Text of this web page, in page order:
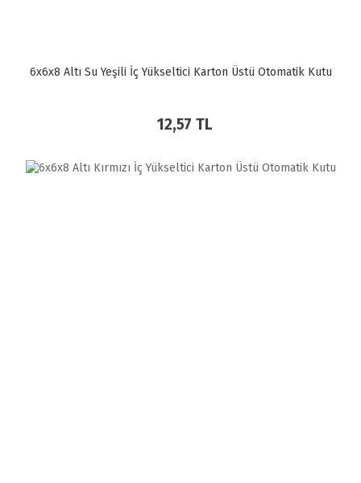
6x6x8 Altı Su Yeşili İç Yükseltici Karton Üstü Otomatik Kutu
12,57 TL